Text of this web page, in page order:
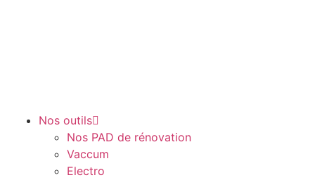
Nos outils
Nos PAD de rénovation
Vaccum
Electro